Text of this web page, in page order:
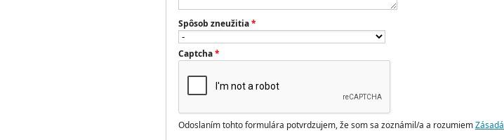
Spôsob zneužitia*
Captcha*
Odoslaním tohto formulára potvrdzujem, že som sa zoznámil/a a rozumiem